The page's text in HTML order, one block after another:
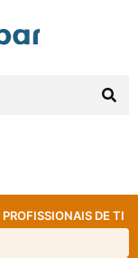
DE TI